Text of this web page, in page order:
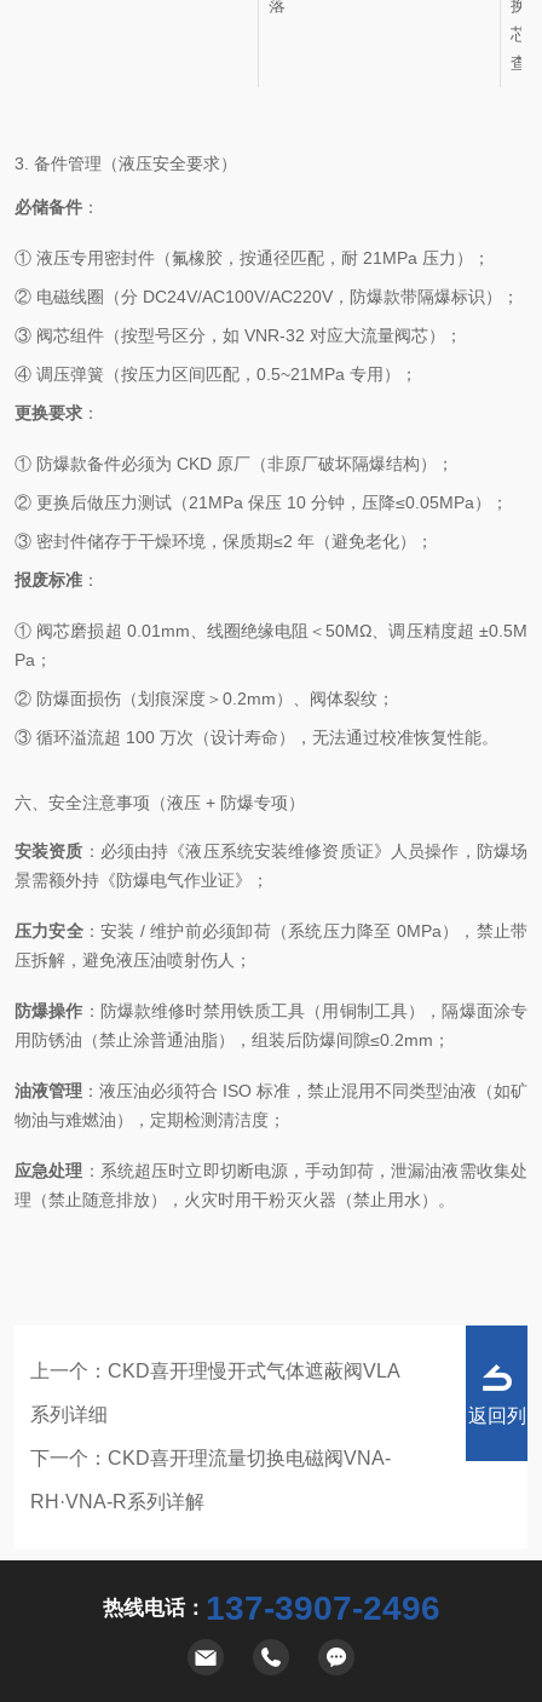
落
换
芯
查
3. 备件管理（液压安全要求）
必储备件 ：
① 液压专用密封件（氟橡胶，按通径匹配，耐 21MPa 压力）；
② 电磁线圈（分 DC24V/AC100V/AC220V，防爆款带隔爆标识）；
③ 阀芯组件（按型号区分，如 VNR-32 对应大流量阀芯）；
④ 调压弹簧（按压力区间匹配，0.5~21MPa 专用）；
更换要求 ：
① 防爆款备件必须为 CKD 原厂（非原厂破坏隔爆结构）；
② 更换后做压力测试（21MPa 保压 10 分钟，压降≤0.05MPa）；
③ 密封件储存于干燥环境，保质期≤2 年（避免老化）；
报废标准 ：
① 阀芯磨损超 0.01mm、线圈绝缘电阻＜50MΩ、调压精度超 ±0.5M
Pa；
② 防爆面损伤（划痕深度＞0.2mm）、阀体裂纹；
③ 循环溢流超 100 万次（设计寿命），无法通过校准恢复性能。
六、安全注意事项（液压 + 防爆专项）
安装资质 ：必须由持《液压系统安装维修资质证》人员操作，防爆场
景需额外持《防爆电气作业证》；
压力安全：安装 / 维护前必须卸荷（系统压力降至 0MPa），禁止带
压拆解，避免液压油喷射伤人；
防爆操作 ：防爆款维修时禁用铁质工具（用铜制工具），隔爆面涂专
用防锈油（禁止涂普通油脂），组装后防爆间隙≤0.2mm；
油液管理 ：液压油必须符合 ISO 标准，禁止混用不同类型油液（如矿
物油与难燃油），定期检测清洁度；
应急处理 ：系统超压时立即切断电源，手动卸荷，泄漏油液需收集处
理（禁止随意排放），火灾时用干粉灭火器（禁止用水）。
上一个： CKD喜开理慢开式气体遮蔽阀VLA
系列详细
下一个： CKD喜开理流量切换电磁阀VNA-
RH·VNA-R系列详解
返回列
热线电话： 137-3907-2496